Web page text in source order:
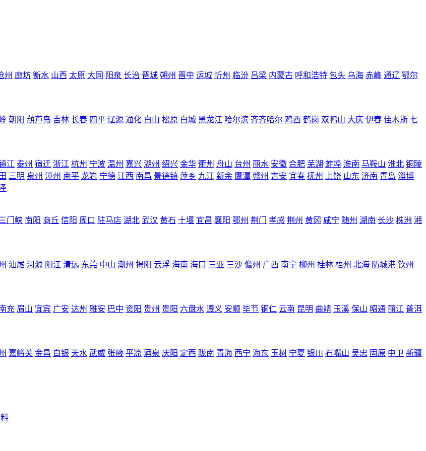
州 廊坊 衡水 山西 太原 大同 阳泉 长治 晋城 朔州 晋中 运城 忻州 临汾 吕梁 内蒙古 呼和浩特 包头 乌海 赤峰 通辽 鄂尔
朝阳 葫芦岛 吉林 长春 四平 辽源 通化 白山 松原 白城 黑龙江 哈尔滨 齐齐哈尔 鸡西 鹤岗 双鸭山 大庆 伊春 佳木斯 七
江 泰州 宿迁 浙江 杭州 宁波 温州 嘉兴 湖州 绍兴 金华 衢州 舟山 台州 丽水 安徽 合肥 芜湖 蚌埠 淮南 马鞍山 淮北 铜陵
三明 泉州 漳州 南平 龙岩 宁德 江西 南昌 景德镇 萍乡 九江 新余 鹰潭 赣州 吉安 宜春 抚州 上饶 山东 济南 青岛 淄博
三门峡 南阳 商丘 信阳 周口 驻马店 湖北 武汉 黄石 十堰 宜昌 襄阳 鄂州 荆门 孝感 荆州 黄冈 咸宁 随州 湖南 长沙 株洲 湘
汕尾 河源 阳江 清远 东莞 中山 潮州 揭阳 云浮 海南 海口 三亚 三沙 儋州 广西 南宁 柳州 桂林 梧州 北海 防城港 钦州
充 眉山 宜宾 广安 达州 雅安 巴中 资阳 贵州 贵阳 六盘水 遵义 安顺 毕节 铜仁 云南 昆明 曲靖 玉溪 保山 昭通 丽江 普洱
嘉峪关 金昌 白银 天水 武威 张掖 平凉 酒泉 庆阳 定西 陇南 青海 西宁 海东 玉树 宁夏 银川 石嘴山 吴忠 固原 中卫 新疆